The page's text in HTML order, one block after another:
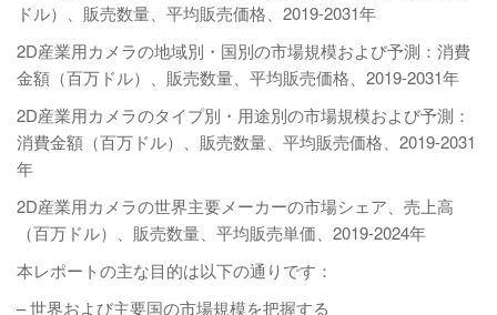
ドル）、販売数量、平均販売価格、2019-2031年
2D産業用カメラの地域別・国別の市場規模および予測：消費
金額（百万ドル）、販売数量、平均販売価格、2019-2031年
2D産業用カメラのタイプ別・用途別の市場規模および予測：
消費金額（百万ドル）、販売数量、平均販売価格、2019-2031
年
2D産業用カメラの世界主要メーカーの市場シェア、売上高
（百万ドル）、販売数量、平均販売単価、2019-2024年
本レポートの主な目的は以下の通りです：
– 世界および主要国の市場規模を把握する